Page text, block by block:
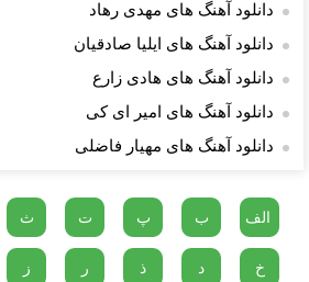
دانلود آهنگ های مهدی رهاد
دانلود آهنگ های ایلیا صادقیان
دانلود آهنگ های هادی زارع
دانلود آهنگ های امیر ای کی
دانلود آهنگ های مهیار فاضلی
الف ب پ ت ث
خ د ذ ر ز